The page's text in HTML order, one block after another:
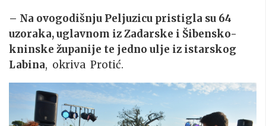
– Na ovogodišnju Peljuzicu pristigla su 64
uzoraka, uglavnom iz Zadarske i Šibensko-
kninske županije te jedno ulje iz istarskog
Labina, okriva Protić.